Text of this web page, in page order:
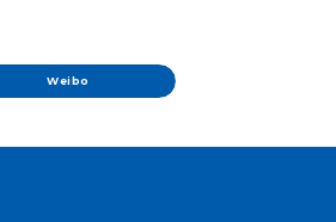
Weibo